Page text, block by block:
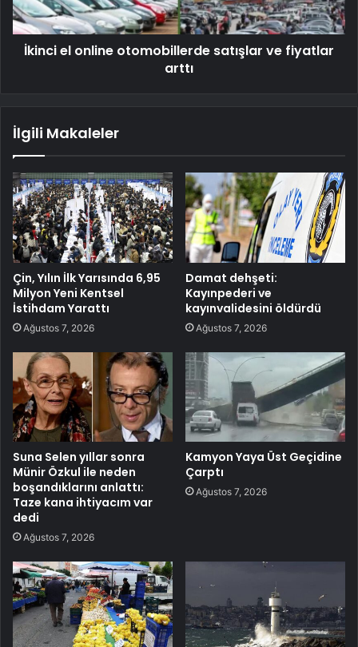
İkinci el online otomobillerde satışlar ve fiyatlar
arttı
İlgili Makaleler
Çin, Yılın İlk Yarısında 6,95
Milyon Yeni Kentsel
İstihdam Yarattı
Ağustos 7, 2026
Damat dehşeti:
Kayınpederi ve
kayınvalidesini öldürdü
Ağustos 7, 2026
Suna Selen yıllar sonra
Münir Özkul ile neden
boşandıklarını anlattı:
Taze kana ihtiyacım var
dedi
Ağustos 7, 2026
Kamyon Yaya Üst Geçidine
Çarptı
Ağustos 7, 2026